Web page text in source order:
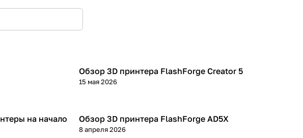
3D принтеры
Обзор 3D принтера FlashForge Creator 5
15 мая 2026
на начало
3D принтеры
Обзор 3D принтера FlashForge AD5X
8 апреля 2026